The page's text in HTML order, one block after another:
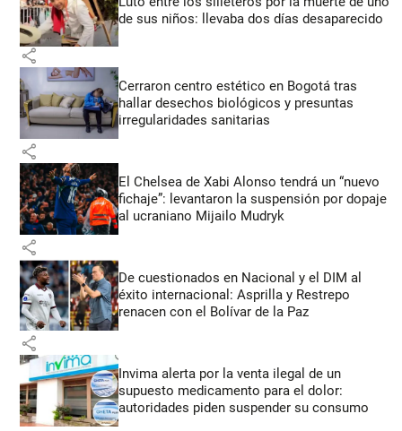
de sus niños: llevaba dos días desaparecido
share
Cerraron centro estético en Bogotá tras
hallar desechos biológicos y presuntas
irregularidades sanitarias
share
El Chelsea de Xabi Alonso tendrá un “nuevo
fichaje”: levantaron la suspensión por dopaje
al ucraniano Mijailo Mudryk
share
De cuestionados en Nacional y el DIM al
éxito internacional: Asprilla y Restrepo
renacen con el Bolívar de la Paz
share
Invima alerta por la venta ilegal de un
supuesto medicamento para el dolor:
autoridades piden suspender su consumo